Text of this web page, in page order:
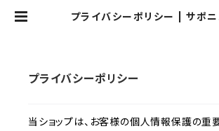
プライバシーポリシー | サポニ
プライバシーポリシー
当ショップは、お客様の個人情報保護の重